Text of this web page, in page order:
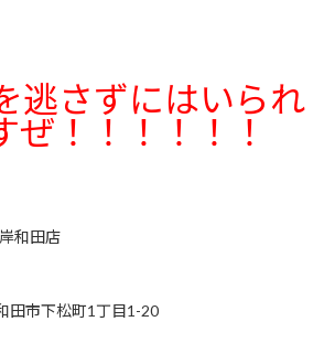
逃さずにはいられ
ぜ！！！！！！
和田店
田市下松町1丁目1-20